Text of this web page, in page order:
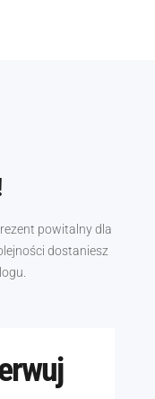
powitalny dla
dostaniesz